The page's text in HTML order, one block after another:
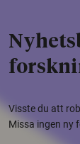
Visste du att
Missa ingen ny